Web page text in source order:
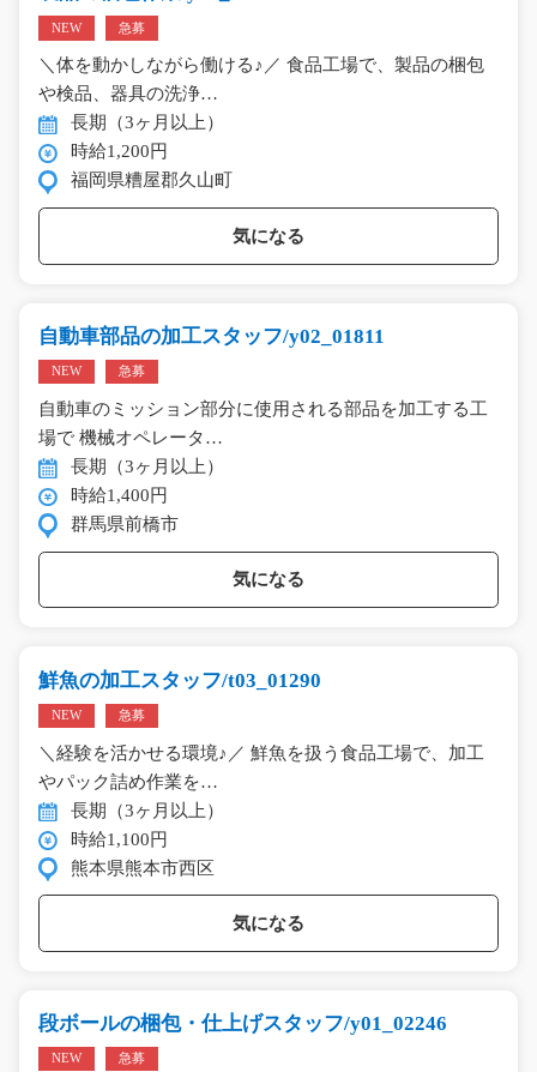
NEW 急募
＼体を動かしながら働ける♪／ 食品工場で、製品の梱包
や検品、器具の洗浄…
長期（3ヶ月以上）
時給1,200円
福岡県糟屋郡久山町
気になる
自動車部品の加工スタッフ/y02_01811
NEW 急募
自動車のミッション部分に使用される部品を加工する工
場で 機械オペレータ…
長期（3ヶ月以上）
時給1,400円
群馬県前橋市
気になる
鮮魚の加工スタッフ/t03_01290
NEW 急募
＼経験を活かせる環境♪／ 鮮魚を扱う食品工場で、加工
やパック詰め作業を…
長期（3ヶ月以上）
時給1,100円
熊本県熊本市西区
気になる
段ボールの梱包・仕上げスタッフ/y01_02246
NEW 急募